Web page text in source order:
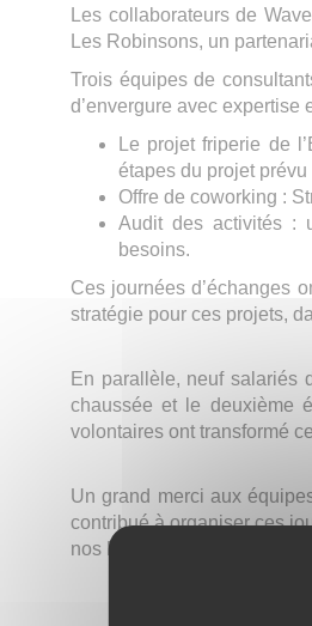
Les collaborateurs de
Les Robinsons, un
Trois équipes de
d’envergure avec expertise
Le projet friperie de
étapes du projet prévu
Offre de coworking :
Audit des activités :
besoins.
Ces journées d’échanges
stratégie pour ces projets,
En parallèle, neuf salariés
chaussée et le deuxième
volontaires ont transformé
Un grand merci aux
contribué à organiser ces
nos ESAT.